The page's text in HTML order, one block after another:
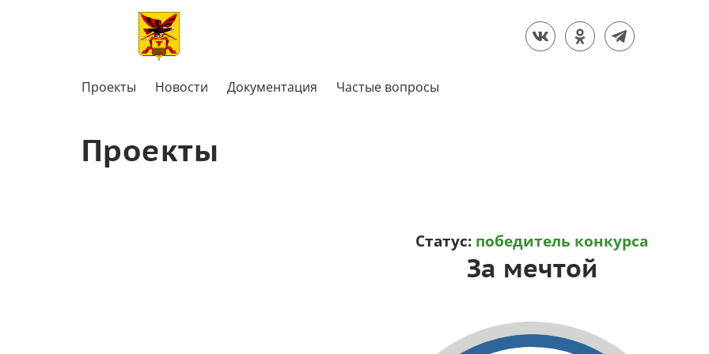
Проекты Новости Документация Частые вопросы
Проекты
Статус: победитель конкурса
За мечтой